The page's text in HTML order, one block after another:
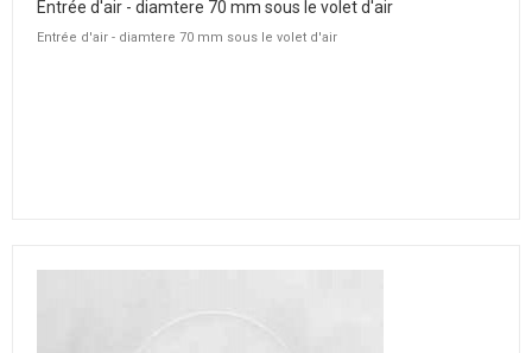
Entrée d'air - diamtere 70 mm sous le volet d'air
Entrée d'air - diamtere 70 mm sous le volet d'air